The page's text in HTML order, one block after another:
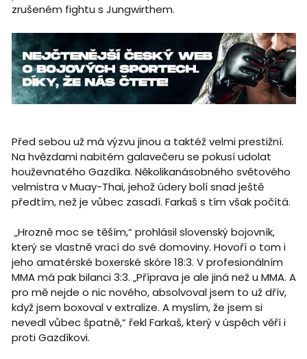
zrušeném fightu s Jungwirthem.
Před sebou už má výzvu jinou a taktéž velmi prestižní.
Na hvězdami nabitém galavečeru se pokusí udolat
houževnatého Gazdíka. Několikanásobného světového
velmistra v Muay-Thai, jehož údery bolí snad ještě
předtím, než je vůbec zasadí. Farkaš s tím však počítá.
„Hrozně moc se těším,“ prohlásil slovenský bojovník,
který se vlastně vrací do své domoviny. Hovoří o tom i
jeho amatérské boxerské skóre 18:3. V profesionálním
MMA má pak bilanci 3:3. „Příprava je ale jiná než u MMA. A
pro mě nejde o nic nového, absolvoval jsem to už dřív,
když jsem boxoval v extralize. A myslím, že jsem si
nevedl vůbec špatně,“ řekl Farkaš, který v úspěch věří i
proti Gazdíkovi.